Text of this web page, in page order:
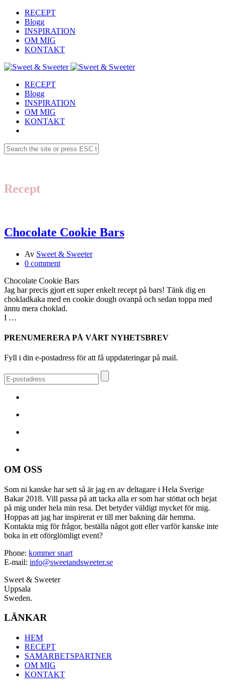
RECEPT
Blogg
INSPIRATION
OM MIG
KONTAKT
RECEPT
Blogg
INSPIRATION
OM MIG
KONTAKT
Recept
Chocolate Cookie Bars
Av Sweet & Sweeter
0 comment
Chocolate Cookie Bars
Jag har precis gjort ett super enkelt recept på bars! Tänk dig en
chokladkaka med en cookie dough ovanpå och sedan toppa med
ännu mera choklad.
I …
PRENUMERERA PÅ VÅRT NYHETSBREV
Fyll i din e-postadress för att få uppdateringar på mail.
OM OSS
Som ni kanske har sett så är jag en av deltagare i Hela Sverige
Bakar 2018. Vill passa på att tacka alla er som har stöttat och hejat
på mig under hela min resa. Det betyder väldigt mycket för mig.
Hoppas att jag har inspirerat er till mer bakning där hemma.
Kontakta mig för frågor, beställa något gott eller varför kanske inte
boka in ett oförglömligt event?
Phone: kommer snart
E-mail: info@sweetandsweeter.se
Sweet & Sweeter
Uppsala
Sweden.
LÄNKAR
HEM
RECEPT
SAMARBETSPARTNER
OM MIG
KONTAKT